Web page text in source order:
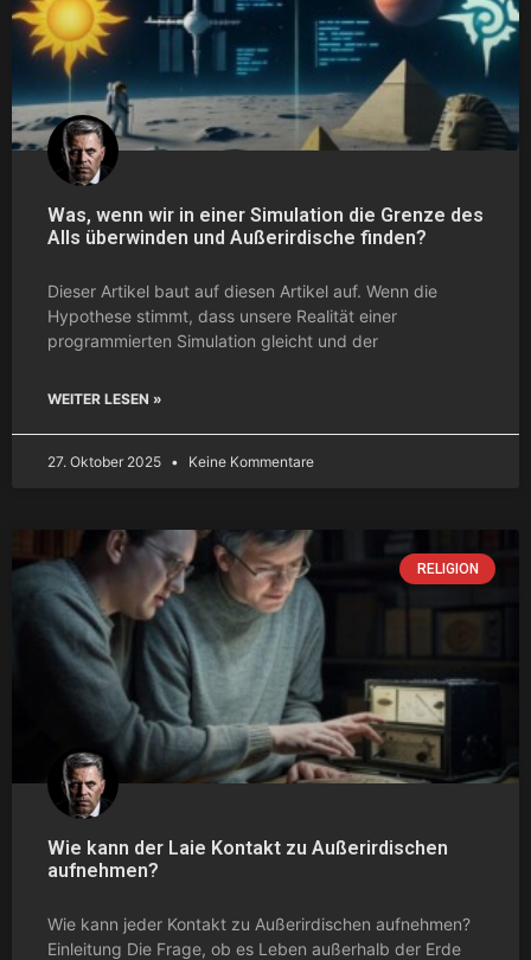
Was, wenn wir in einer Simulation die Grenze des
Alls überwinden und Außerirdische finden?
Dieser Artikel baut auf diesen Artikel auf. Wenn die
Hypothese stimmt, dass unsere Realität einer
programmierten Simulation gleicht und der
WEITER LESEN »
27. Oktober 2025 Keine Kommentare
RELIGION
Wie kann der Laie Kontakt zu Außerirdischen
aufnehmen?
Wie kann jeder Kontakt zu Außerirdischen aufnehmen?
Einleitung Die Frage, ob es Leben außerhalb der Erde